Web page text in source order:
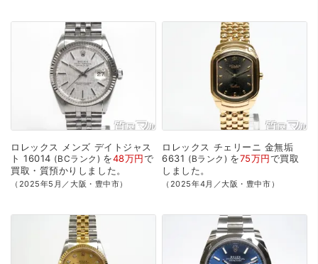
ロレックス メンズ デイトジャス
ト 16014 BCランク を48万円で
買取・質預かり しました。
（2025年5月／大阪・豊中市）
ロレックス チェリーニ 金無垢
6631
Bランク を75万円で買取
しました。
（2025年4月／大阪・豊中市）